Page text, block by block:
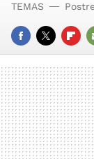
FACEBOOK
TWITTER
TEMAS